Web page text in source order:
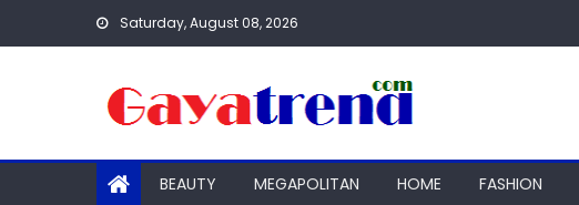
Saturday, August 08, 2026
BEAUTY MEGAPOLITAN HOME FASHION